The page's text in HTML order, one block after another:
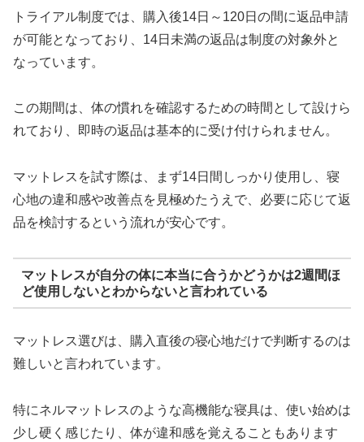
トライアル制度では、購入後14日～120日の間に返品申請
が可能となっており、14日未満の返品は制度の対象外と
なっています。
この期間は、体の慣れを確認するための時間として設けら
れており、即時の返品は基本的に受け付けられません。
マットレスを試す際は、まず14日間しっかり使用し、寝
心地の違和感や改善点を見極めたうえで、必要に応じて返
品を検討するという流れが安心です。
マットレスが自分の体に本当に合うかどうかは2週間ほ
ど使用しないとわからないと言われている
マットレス選びは、購入直後の寝心地だけで判断するのは
難しいと言われています。
特にネルマットレスのような高機能な寝具は、使い始めは
少し硬く感じたり、体が違和感を覚えることもあります